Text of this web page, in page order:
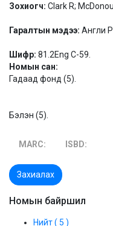
Зохиогч: Clark R;
Гаралтын мэдээ: Англи
Шифр: 81.2Eng C-59.
Номын сан:
Гадаад фонд (5).
Бэлэн (5).
MARC: ISBD:
Захиалах
Номын байршил
Нийт ( 5 )